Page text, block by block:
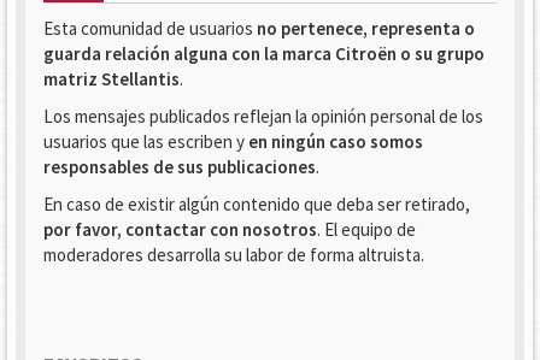
Esta comunidad de usuarios no pertenece, representa o
guarda relación alguna con la marca Citroën o su grupo
matriz Stellantis.
Los mensajes publicados reflejan la opinión personal de los
usuarios que las escriben y en ningún caso somos
responsables de sus publicaciones.
En caso de existir algún contenido que deba ser retirado,
por favor, contactar con nosotros. El equipo de
moderadores desarrolla su labor de forma altruista.